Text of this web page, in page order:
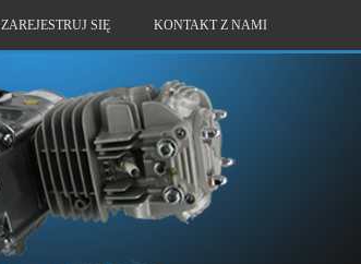
ZAREJESTRUJ SIĘ KONTAKT Z NAMI